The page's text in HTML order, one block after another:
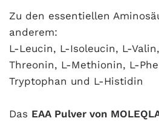
Zu den essentiellen
anderem:
L-Leucin, L-Isoleucin, L-
Threonin, L-Methionin, L-
Tryptophan und L-Histidin
Das EAA Pulver von